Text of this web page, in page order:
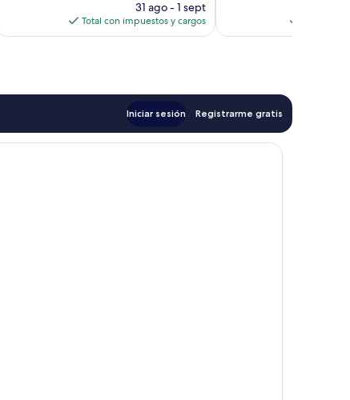
precio
actual
es
31 ago - 1 sept
Total con impuestos y cargos
Iniciar sesión Registrarme gratis